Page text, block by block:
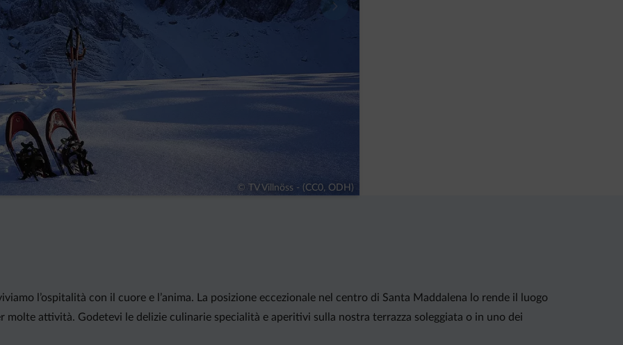
© TV Villnöss - (CC0, ODH)
l’ospitalità con il cuore e l’anima. La posizione eccezionale nel centro di Santa Maddalena lo rende il luogo
molte attività. Godetevi le delizie culinarie specialità e aperitivi sulla nostra terrazza soleggiata o in uno dei